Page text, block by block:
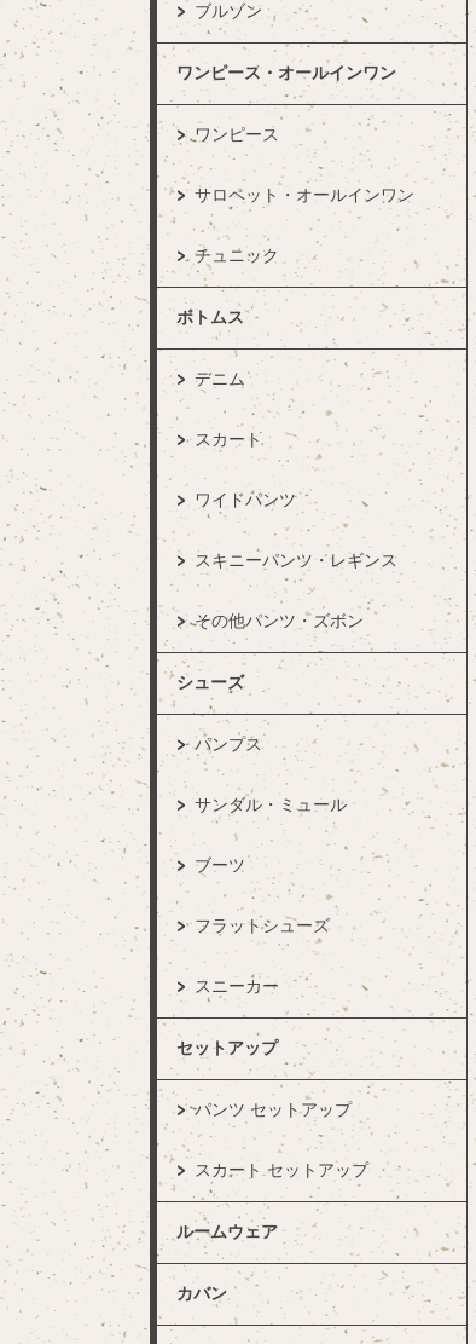
ブルゾン
ワンピース・オールインワン
ワンピース
サロペット・オールインワン
チュニック
ボトムス
デニム
スカート
ワイドパンツ
スキニーパンツ・レギンス
その他パンツ・ズボン
シューズ
パンプス
サンダル・ミュール
ブーツ
フラットシューズ
スニーカー
セットアップ
パンツ セットアップ
スカート セットアップ
ルームウェア
カバン